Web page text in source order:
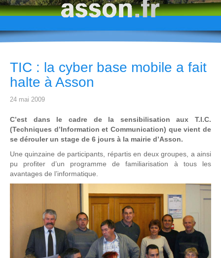
TIC : la cyber base mobile a fait
halte à Asson
24 mai 2009
C’est dans le cadre de la sensibilisation aux T.I.C.
(Techniques d’Information et Communication) que vient de
se dérouler un stage de 6 jours à la mairie d’Asson.
Une quinzaine de participants, répartis en deux groupes, a ainsi
pu profiter d’un programme de familiarisation à tous les
avantages de l’informatique.